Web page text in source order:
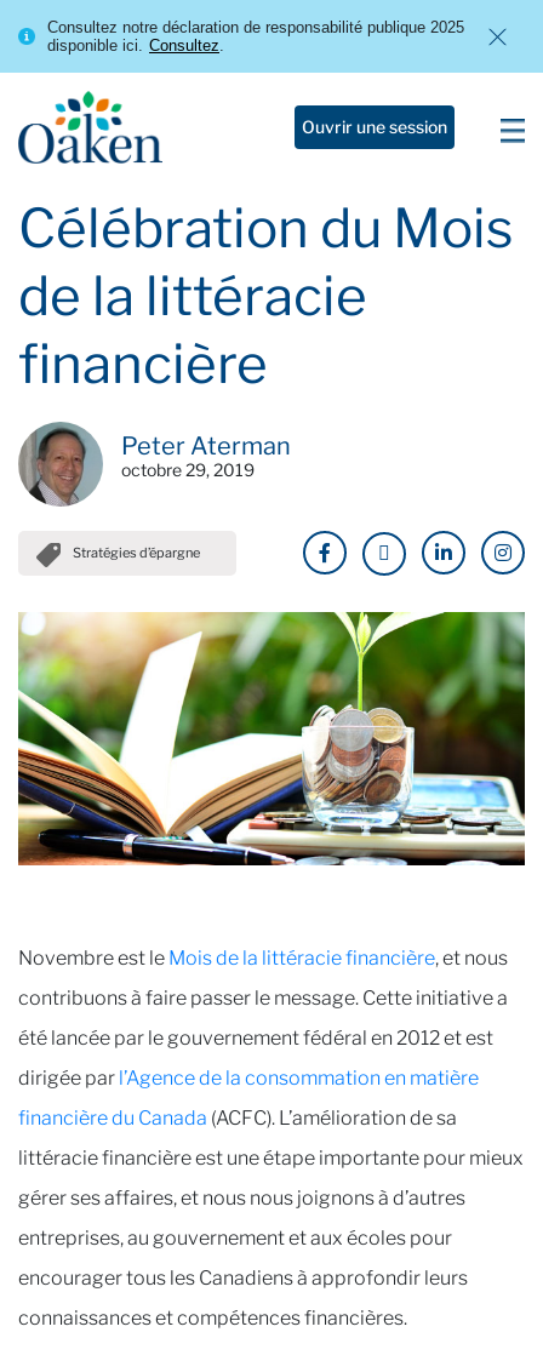
Consultez notre déclaration de responsabilité publique 2025
disponible ici. Consultez.
Ouvrir une session
Célébration du Mois
de la littéracie
financière
Peter Aterman
octobre 29, 2019
Stratégies d’épargne
Novembre est le Mois de la littéracie financière, et nous
contribuons à faire passer le message. Cette initiative a
été lancée par le gouvernement fédéral en 2012 et est
dirigée par l’Agence de la consommation en matière
financière du Canada (ACFC). L’amélioration de sa
littéracie financière est une étape importante pour mieux
gérer ses affaires, et nous nous joignons à d’autres
entreprises, au gouvernement et aux écoles pour
encourager tous les Canadiens à approfondir leurs
connaissances et compétences financières.